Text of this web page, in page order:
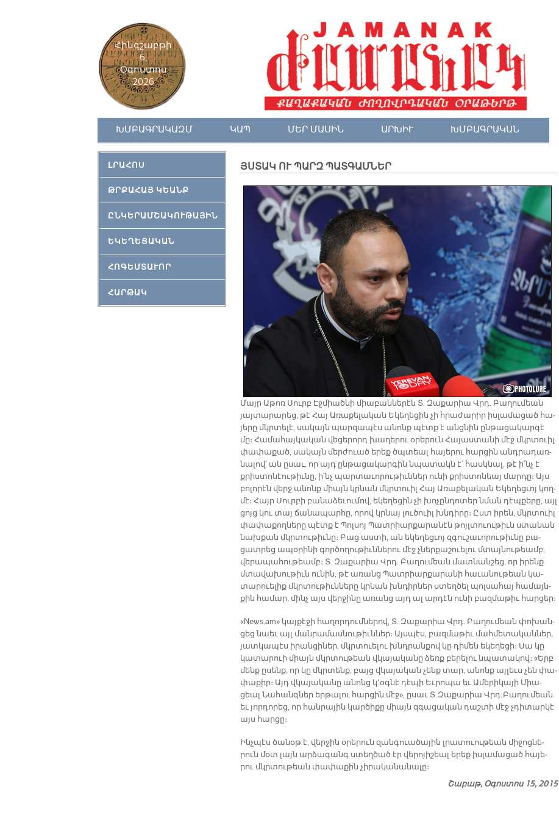
Հինգշաբթի
6,
Օգոստոս
2026
ԽՄԲԱԳՐԱԿԱԶՄ ԿԱՊ ՄԵՐ ՄԱՍԻՆ ԱՐԽԻՒ ԽՄԲԱԳՐԱԿԱՆ
ԼՐԱՀՈՍ
ԹՐՔԱՀԱՅ ԿԵԱՆՔ
ԸՆԿԵՐԱՄՇԱԿՈՒԹԱՅԻՆ
ԵԿԵՂԵՑԱԿԱՆ
ՀՈԳԵՄՏԱՒՈՐ
ՀԱՐԹԱԿ
ՅՍՏԱԿ ՈՒ ՊԱՐԶ ՊԱՏԳԱՄՆԵՐ
Մայր Ա­թոռ Սուրբ Էջ­միած­նի միա­բան­նե­րէն Տ. Զա­քա­րիա Վրդ. Բա­ղու­մեան
յայ­տա­րա­րեց, թէ Հայ Ա­ռա­քե­լա­կան Ե­կե­ղե­ցին չի հրա­ժա­րիր իս­լա­մա­ցած հա­
յե­րը մկրտե­լէ, սա­կայն պար­զա­պէս ա­նոնք պէտք է անց­նին ըն­թա­ցա­կար­գէ
մը։ Հա­մա­հայ­կա­կան վե­ցե­րորդ խա­ղե­րու օ­րե­րուն Հա­յաս­տա­նի մէջ մկրտուիլ
փա­փա­քած, սա­կայն մեր­ժուած ե­րեք ծպտեալ հա­յե­րու հար­ցին անդ­րա­դառ­
նա­լով՝ ան ը­սաւ, որ այդ ըն­թա­ցա­կար­գին նպա­տակն է՝ հասկ­նալ, թէ ի՛նչ է
քրիս­տո­նէու­թիւ­նը, ի՛նչ պար­տա­ւո­րու­թիւն­ներ ու­նի քրիս­տո­նեայ մար­դը։ Այս
բո­լո­րէն վերջ ա­նոնք միայն կրնան մկրտուիլ Հայ Ա­ռա­քե­լա­կան Ե­կե­ղեց­ւոյ կող­
մէ։ Հայր Սուր­բի բա­նա­ձե­ւու­մով, ե­կե­ղե­ցին չի խո­չըն­դո­տեր նման դէպ­քե­րը, այլ
ցոյց կու տայ ճա­նա­պար­հը, ո­րով կրնայ լու­ծուիլ խնդի­րը։ Ըստ ի­րեն, մկրտուիլ
փա­փա­քող­նե­րը պէտք է Պոլ­սոյ Պատ­րիար­քա­րա­նէն թոյլ­տուու­թիւն ստա­նան
նախ­քան մկրտու­թիւ­նը։ Բաց աս­տի, ան ե­կե­ղեց­ւոյ զգու­շա­ւո­րու­թիւ­նը բա­
ցատ­րեց ա­պօ­րի­նի գոր­ծո­ղու­թիւն­նե­րու մէջ չներ­քա­շուե­լու մտայ­նու­թեամբ,
վե­րա­պա­հու­թեամբ։ Տ. Զա­քա­րիա Վրդ. Բա­ղու­մեան մատ­նան­շեց, որ ի­րենք
մտա­վա­խու­թիւն ու­նին, թէ ա­ռանց Պատ­րիար­քա­րա­նի հա­ւա­նու­թեան կա­
տա­րուե­լիք մկրտու­թիւն­նե­րը կրնան խնդիր­ներ ստեղ­ծել պոլ­սա­հայ հա­մայն­
քին հա­մար, մինչ այս վեր­ջի­նը ա­ռանց այդ ալ ար­դէն ու­նի բազ­մա­թիւ հար­ցեր։
«News.am» կայ­քէ­ջի հա­ղոր­դում­նե­րով, Տ. Զա­քա­րիա Վրդ. Բա­ղու­մեան փո­խան­
ցեց նաեւ այլ ման­րա­մաս­նու­թիւն­ներ։ Այս­պէս, բազ­մա­թիւ մահ­մե­տա­կան­ներ,
յատ­կա­պէս ի­րան­ցի­ներ, մկրտուե­լու խնդրան­քով կը դի­մեն ե­կե­ղե­ցի։ Սա կը
կա­տա­րուի միայն մկրտու­թեան վկա­յա­կա­նը ձեռք բե­րե­լու նպա­տա­կով։ «Երբ
մենք ը­սենք, որ կը մկրտենք, բայց վկա­յա­կան չենք տար, ա­նոնք այ­լեւս չեն փա­
փա­քիր։ Այդ վկա­յա­կա­նը ա­նոնց կ՚օգ­նէ դէ­պի Եւ­րո­պա եւ Ա­մե­րի­կա­յի Միա­
ցեալ Նա­հանգ­ներ եր­թա­լու հար­ցին մէջ», ը­սաւ Տ. Զաքարիա Վրդ. Բաղումեան
եւ յոր­դո­րեց, որ հան­րա­յին կար­ծի­քը միայն զգա­ցա­կան դաշ­տի մէջ չդի­տար­կէ
այս հար­ցը։
Ինչ­պէս ծա­նօթ է, վեր­ջին օ­րե­րուն զան­գուա­ծա­յին լրա­տուու­թեան մի­ջոց­նե­
րուն մօտ լայն ար­ձա­գանգ ստեղ­ծած էր վե­րո­յի­շեալ ե­րեք իս­լա­մա­ցած հա­յե­
րու մկրտու­թեան փա­փա­քին չի­րա­կա­նա­նա­լը։
Շաբաթ, Օգոստոս 15, 2015